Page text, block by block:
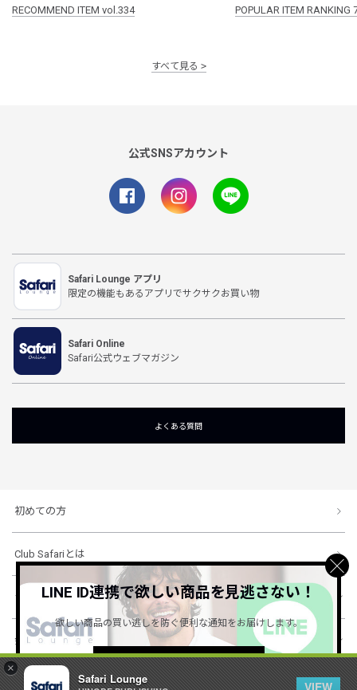
×
Safari Lounge
VIEW
RECOMMEND ITEM vol.334
POPULAR ITEM
すべて見る
公式SNSアカウント
Safari Lounge アプリ
限定の機能もあるアプリでサクサクお買い物
Safari Online
Safari公式ウェブマガジン
よくある質問
初めての方
Club Safariとは
ショッピングガイド
会社概要・規約
LINE ID連携で欲しい商品を見逃さない！
欲しい商品の買い逃しを防ぐ便利な通知をお届けします。
詳しくはこちら ＞